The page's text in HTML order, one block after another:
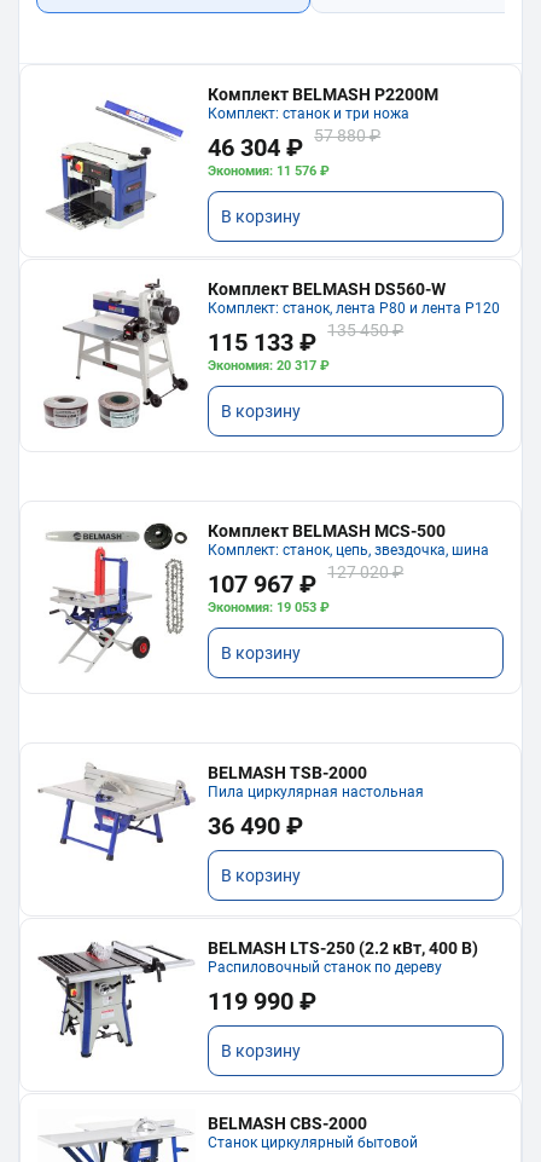
Комплект BELMASH P2200M
Комплект: станок и три ножа
46 304 ₽ 57 880 ₽
Экономия: 11 576 ₽
В корзину
Комплект BELMASH DS560-W
Комплект: станок, лента P80 и лента P120
115 133 ₽ 135 450 ₽
Экономия: 20 317 ₽
В корзину
Комплект BELMASH MCS-500
Комплект: станок, цепь, звездочка, шина
107 967 ₽ 127 020 ₽
Экономия: 19 053 ₽
В корзину
BELMASH TSB-2000
Пила циркулярная настольная
36 490 ₽
В корзину
BELMASH LTS-250 (2.2 кВт, 400 В)
Распиловочный станок по дереву
119 990 ₽
В корзину
BELMASH CBS-2000
Станок циркулярный бытовой